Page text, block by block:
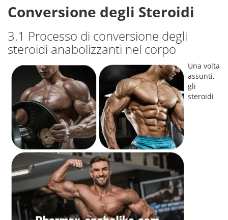
Conversione degli Steroidi
3.1 Processo di conversione degli
steroidi anabolizzanti nel corpo
Una volta
assunti,
gli
steroidi